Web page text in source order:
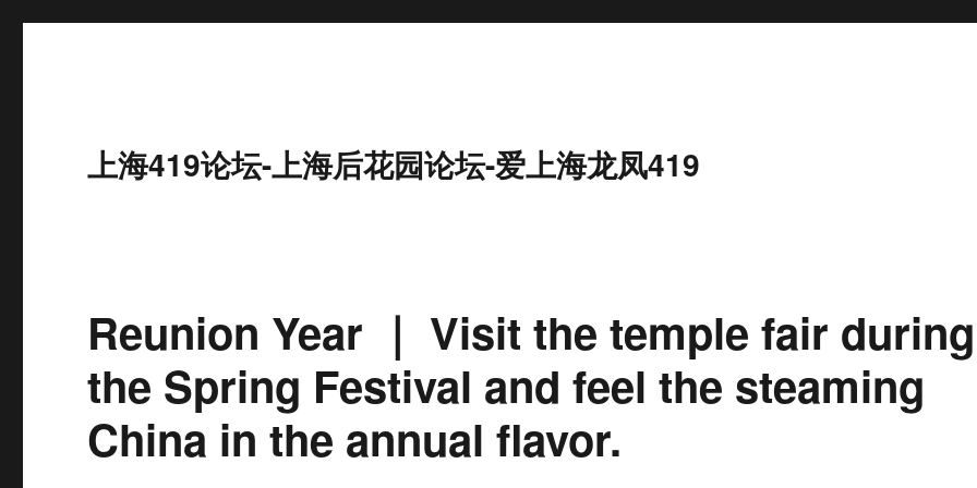
上海419论坛-上海后花园论坛-爱上海龙凤419
Reunion Year ｜ Visit the temple fair during
the Spring Festival and feel the steaming
China in the annual flavor.